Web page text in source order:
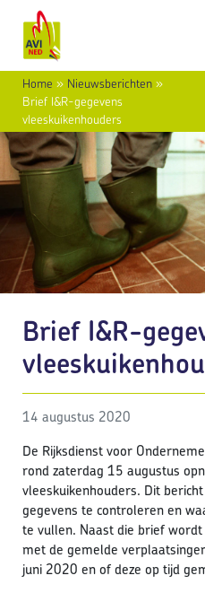
Home » Nieuwsberichten »
Brief I&R-gegevens
vleeskuikenhouders
Brief I&R-
14 augustus 2020
De Rijksdienst voor
rond zaterdag 15 augustus
vleeskuikenhouders. Dit
gegevens te controleren en
te vullen. Naast die brief
met de gemelde
juni 2020 en of deze op tijd